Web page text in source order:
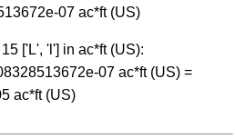
07 ac*ft (US)
['L', 'l'] in ac*ft (US):
07 ac*ft (US) =
ac*ft (US)